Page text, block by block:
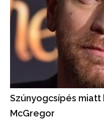
Szúnyogcsípés
McGregor